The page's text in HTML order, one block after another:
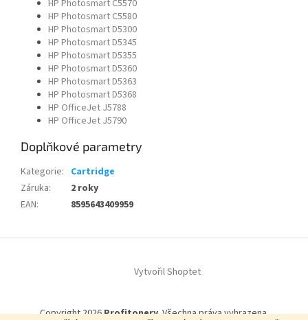
HP Photosmart C5570
HP Photosmart C5580
HP Photosmart D5300
HP Photosmart D5345
HP Photosmart D5355
HP Photosmart D5360
HP Photosmart D5363
HP Photosmart D5368
HP OfficeJet J5788
HP OfficeJet J5790
Doplňkové parametry
Kategorie: Cartridge
Záruka:
2 roky
EAN: 8595643409959
Vytvořil Shoptet
Copyright 2026Profitonery. Všechna práva vyhrazena.